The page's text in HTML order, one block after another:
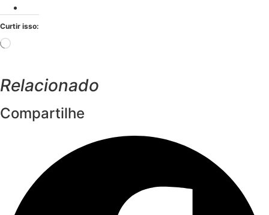
Curtir isso:
Carregando...
Relacionado
Compartilhe